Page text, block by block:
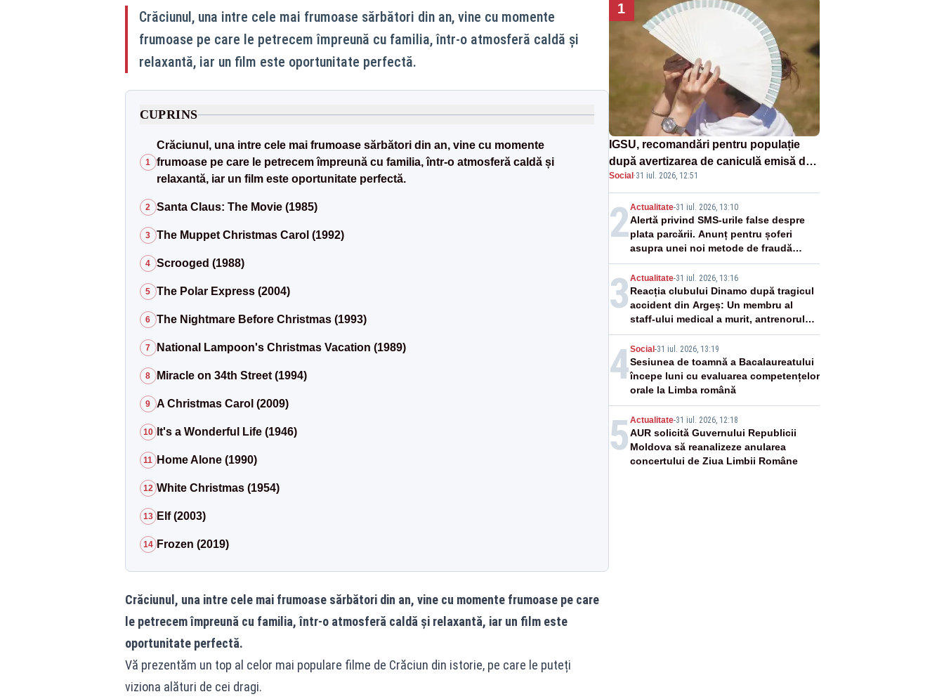
Crăciunul, una intre cele mai frumoase sărbători din an, vine cu momente
frumoase pe care le petrecem împreună cu familia, într-o atmosferă caldă și
relaxantă, iar un film este oportunitate perfectă.
CUPRINS
1
Crăciunul, una intre cele mai frumoase sărbători din an, vine cu momente
frumoase pe care le petrecem împreună cu familia, într-o atmosferă caldă și
relaxantă, iar un film este oportunitate perfectă.
2 Santa Claus: The Movie (1985)
3 The Muppet Christmas Carol (1992)
4 Scrooged (1988)
5 The Polar Express (2004)
6 The Nightmare Before Christmas (1993)
7 National Lampoon's Christmas Vacation (1989)
8 Miracle on 34th Street (1994)
9 A Christmas Carol (2009)
10 It's a Wonderful Life (1946)
11 Home Alone (1990)
12 White Christmas (1954)
13 Elf (2003)
14 Frozen (2019)
Crăciunul, una intre cele mai frumoase sărbători din an, vine cu momente frumoase pe care
le petrecem împreună cu familia, într-o atmosferă caldă și relaxantă, iar un film este
oportunitate perfectă.
Vă prezentăm un top al celor mai populare filme de Crăciun din istorie, pe care le puteți
viziona alături de cei dragi.
1
IGSU, recomandări pentru populație
după avertizarea de caniculă emisă de
meteorologi
Social ·31 iul. 2026, 12:51
2Actualitate-31 iul. 2026, 13:10
Alertă privind SMS-urile false despre
plata parcării. Anunț pentru șoferi
asupra unei noi metode de fraudă
online
3 Actualitate-31 iul. 2026, 13:16
Reacția clubului Dinamo după tragicul
accident din Argeș: Un membru al
staff-ului medical a murit, antrenorul
Adrian Ropotan este în spital
4Social -31 iul. 2026, 13:19
Sesiunea de toamnă a Bacalaureatului
începe luni cu evaluarea competențelor
orale la Limba română
5 Actualitate-31 iul. 2026, 12:18
AUR solicită Guvernului Republicii
Moldova să reanalizeze anularea
concertului de Ziua Limbii Române